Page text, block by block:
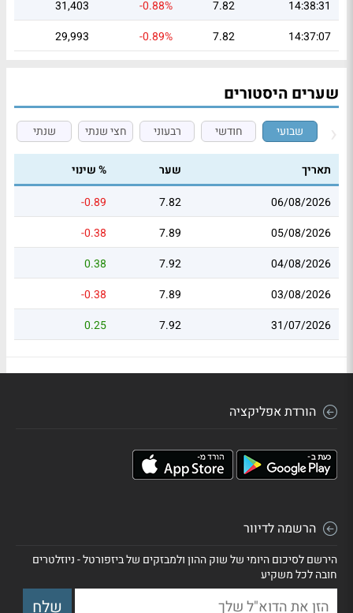
14:38:31
7.82
-0.88%
31,403
14:37:07
7.82
-0.89%
29,993
שערים היסטורים
שבועי חודשי רבעוני חצי שנתי שנתי
תאריך שער
% שינוי
06/08/2026
7.82
-0.89
05/08/2026
7.89
-0.38
04/08/2026
7.92
0.38
03/08/2026
7.89
-0.38
31/07/2026
7.92
0.25
הורדת אפליקציה
הרשמה לדיוור
הירשם לסיכום היומי של שוק ההון ולמבזקים של ביזפורטל - ניוזלטרים
חובה לכל משקיע